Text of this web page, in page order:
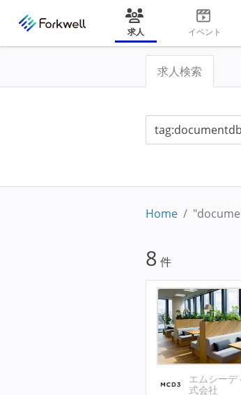
求人 イベント
求人検索
Home
8 件
エムシーデ
式会社